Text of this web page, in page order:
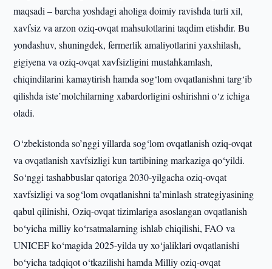
maqsadi – barcha yoshdagi aholiga doimiy ravishda turli xil,
xavfsiz va arzon oziq-ovqat mahsulotlarini taqdim etishdir. Bu
yondashuv, shuningdek, fermerlik amaliyotlarini yaxshilash,
gigiyena va oziq-ovqat xavfsizligini mustahkamlash,
chiqindilarini kamaytirish hamda sog‘lom ovqatlanishni targ‘ib
qilishda iste’molchilarning xabardorligini oshirishni o‘z ichiga
oladi.
O‘zbekistonda so’nggi yillarda sog‘lom ovqatlanish oziq-ovqat
va ovqatlanish xavfsizligi kun tartibining markaziga qo‘yildi.
So‘nggi tashabbuslar qatoriga 2030-yilgacha oziq-ovqat
xavfsizligi va sog‘lom ovqatlanishni ta’minlash strategiyasining
qabul qilinishi, Oziq-ovqat tizimlariga asoslangan ovqatlanish
bo‘yicha milliy ko‘rsatmalarning ishlab chiqilishi, FAO va
UNICEF ko‘magida 2025-yilda uy xo‘jaliklari ovqatlanishi
bo‘yicha tadqiqot o‘tkazilishi hamda Milliy oziq-ovqat